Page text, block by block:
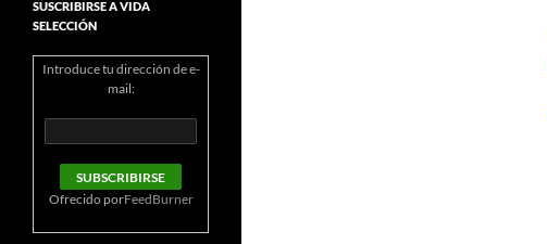
SUSCRIBIRSE A VIDA
SELECCIÓN
Introduce tu dirección de e-
mail:
Ofrecido porFeedBurner